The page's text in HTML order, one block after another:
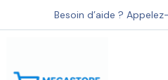
Besoin d’aide ?